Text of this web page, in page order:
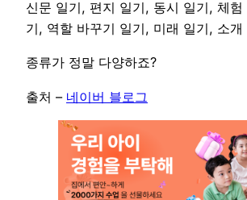
신문 일기, 편지 일기, 동시 일기, 체험
기, 역할 바꾸기 일기, 미래 일기, 소개
종류가 정말 다양하죠?
출처 – 네이버 블로그